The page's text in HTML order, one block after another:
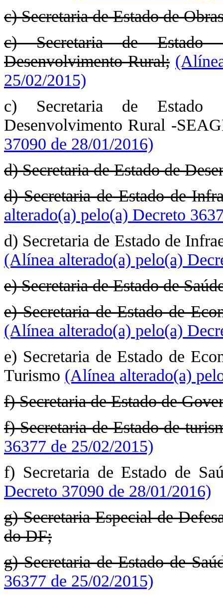
c) Secretaria de Estado de
c) Secretaria de Estado
Desenvolvimento Rural;
25/02/2015)
c) Secretaria de Estado
Desenvolvimento Rural -
37090 de 28/01/2016)
d) Secretaria de Estado de
d) Secretaria de Estado de
alterado(a) pelo(a) Decreto
d) Secretaria de Estado de
(Alínea alterado(a) pelo(a)
e) Secretaria de Estado de
e) Secretaria de Estado de
(Alínea alterado(a) pelo(a)
e) Secretaria de Estado de
Turismo (Alínea alterado(a)
f) Secretaria de Estado de
f) Secretaria de Estado de
36377 de 25/02/2015)
f) Secretaria de Estado de
Decreto 37090 de 28/01/2016)
g) Secretaria Especial de
do DF;
g) Secretaria de Estado de
36377 de 25/02/2015)